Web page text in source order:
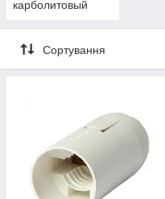
карболитовый
Сортування